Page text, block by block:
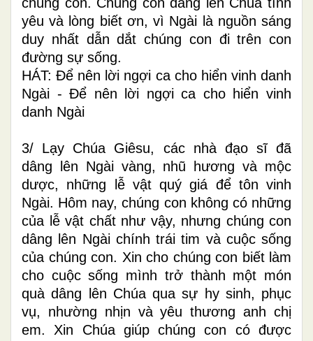
yêu và lòng biết ơn, vì Ngài là nguồn sáng
duy nhất dẫn dắt chúng con đi trên con
đường sự sống.
HÁT: Để nên lời ngợi ca cho hiển vinh danh
Ngài - Để nên lời ngợi ca cho hiển vinh
danh Ngài
3/ Lạy Chúa Giêsu, các nhà đạo sĩ đã
dâng lên Ngài vàng, nhũ hương và mộc
dược, những lễ vật quý giá để tôn vinh
Ngài. Hôm nay, chúng con không có những
của lễ vật chất như vậy, nhưng chúng con
dâng lên Ngài chính trái tim và cuộc sống
của chúng con. Xin cho chúng con biết làm
cho cuộc sống mình trở thành một món
quà dâng lên Chúa qua sự hy sinh, phục
vụ, nhường nhịn và yêu thương anh chị
em. Xin Chúa giúp chúng con có được